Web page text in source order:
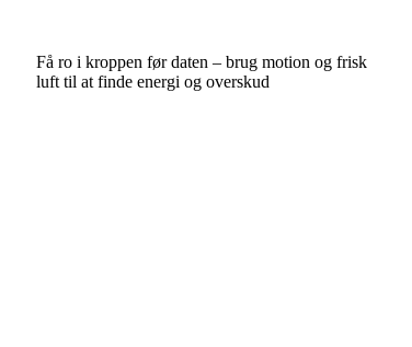
Få ro i kroppen før daten – brug motion og frisk
luft til at finde energi og overskud